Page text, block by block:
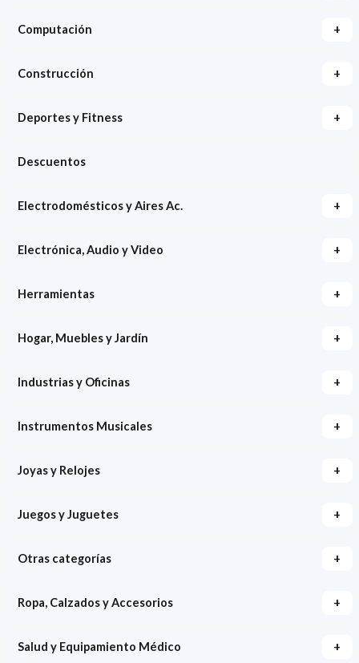
Computación +
Construcción +
Deportes y Fitness +
Descuentos
Electrodomésticos y Aires Ac. +
Electrónica, Audio y Video +
Herramientas +
Hogar, Muebles y Jardín +
Industrias y Oficinas +
Instrumentos Musicales +
Joyas y Relojes +
Juegos y Juguetes +
Otras categorías +
Ropa, Calzados y Accesorios +
Salud y Equipamiento Médico +